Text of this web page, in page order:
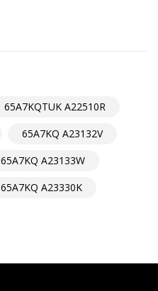
65A7KQTUK A22510R
65A7KQ A23132V
65A7KQ A23133W
65A7KQ A23330K